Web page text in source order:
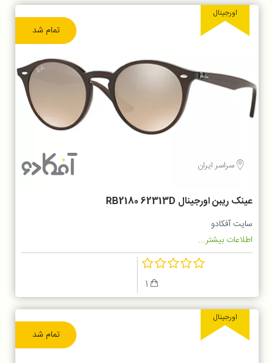
تمام شد
اورجینال
سراسر ایران
عینک ریبن اورجینال RB2180 62313D
سایت آفکادو
اطلاعات بیشتر...
1
تمام شد
اورجینال